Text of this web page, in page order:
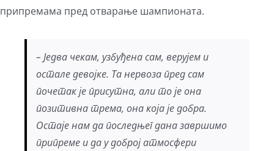
припремама пред отварање шампионата.
– Једва чекам, узбуђена сам, верујем и
остале девојке. Та нервоза пред сам
почетак је присутна, али то је она
позитивна трема, она која је добра.
Остаје нам да последњег дана завршимо
припреме и да у доброј атмосфери